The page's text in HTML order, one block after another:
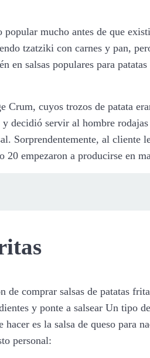
mucho antes de que
tzatziki con carnes y pan,
salsas populares para
cuyos trozos de patata
decidió servir al hombre
Sorprendentemente, al cliente
empezaron a producirse en
comprar salsas de patatas
y ponte a salsear Un tipo
es la salsa de queso para
personal: